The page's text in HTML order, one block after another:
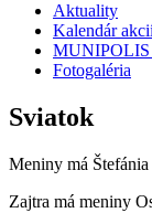
Aktuality
Kalendár
MUNIPOLIS
Fotogaléria
Sviatok
Meniny má Štefánia
Zajtra má meniny